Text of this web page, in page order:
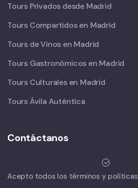
Tours Privados desde Madrid
Tours Compartidos en Madrid
Tours de Vinos en Madrid
Tours Gastronómicos en Madrid
Tours Culturales en Madrid
Tours Ávila Auténtica
Contáctanos
Acepto todos los términos y políticas